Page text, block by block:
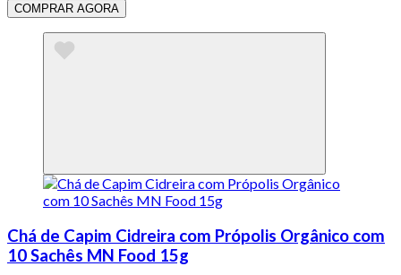
COMPRAR AGORA
Chá de Capim Cidreira com Própolis Orgânico com
10 Sachês MN Food 15g